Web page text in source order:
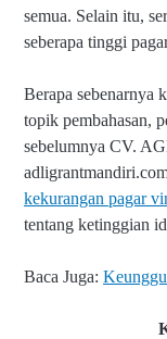
semua. Selain itu,
seberapa tinggi
Berapa sebenarnya
topik pembahasan,
sebelumnya CV.
kekurangan pagar
tentang ketinggian
Baca Juga: